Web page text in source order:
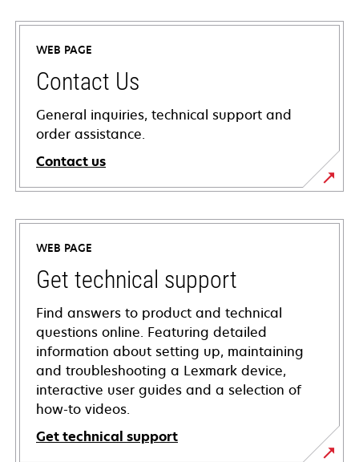
WEB PAGE
Contact Us
General inquiries, technical support and
order assistance.
Contact us
WEB PAGE
Get technical support
Find answers to product and technical
questions online. Featuring detailed
information about setting up, maintaining
and troubleshooting a Lexmark device,
interactive user guides and a selection of
how-to videos.
Get technical support